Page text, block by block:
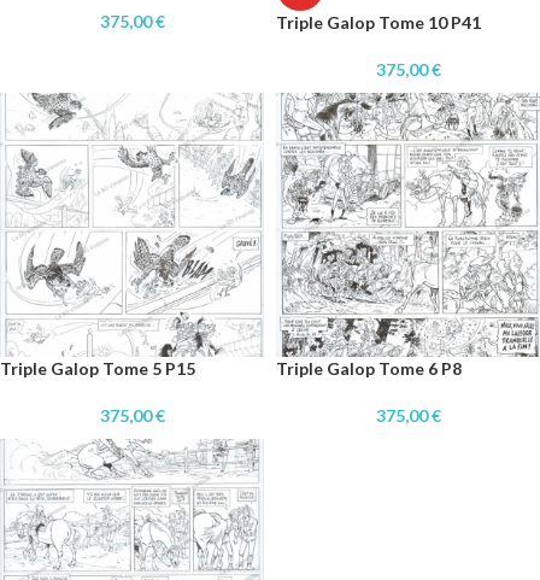
375,00€ Triple Galop Tome 10 P41
375,00€
Triple Galop Tome 5 P15
375,00€
Triple Galop Tome 6 P8
375,00€